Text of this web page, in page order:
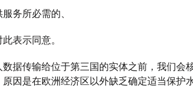
务所必需的、
表示同意。
据传输给位于第三国的实体之前，我们会
原因是在欧洲经济区以外缺乏确定适当保护